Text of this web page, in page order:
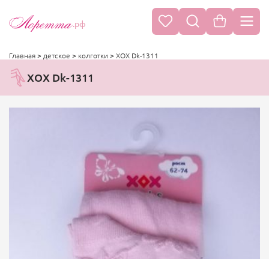
.рф
Главная> детское > колготки > ХОХ Dk-1311
ХОХ Dk-1311